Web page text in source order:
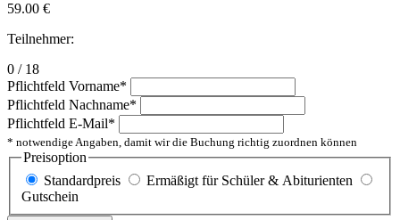
59.00 €
Teilnehmer:
0 / 18
Pflichtfeld Vorname*
Pflichtfeld Nachname*
Pflichtfeld E-Mail*
* notwendige Angaben, damit wir die Buchung richtig zuordnen können
Preisoption
Standardpreis
Ermäßigt für Schüler & Abiturienten
Gutschein